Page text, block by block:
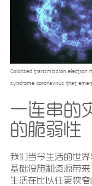
Colorized transmission electron
syndrome coronavirus that
一连串的
的脆弱性
我们当今生活的世
基础设施和资源带
生活在比以往更狭窄